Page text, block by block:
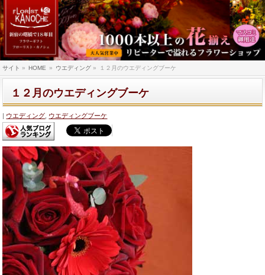
サイト » HOME » ウエディング » １２月のウエディングブーケ
１２月のウエディングブーケ
ウエディング ウエディングブーケ